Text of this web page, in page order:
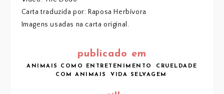
Carta traduzida por: Raposa Herbívora
Imagens usadas na carta original.
publicado em
ANIMAIS COMO ENTRETENIMENTO
CRUELDADE
COM ANIMAIS
VIDA SELVAGEM